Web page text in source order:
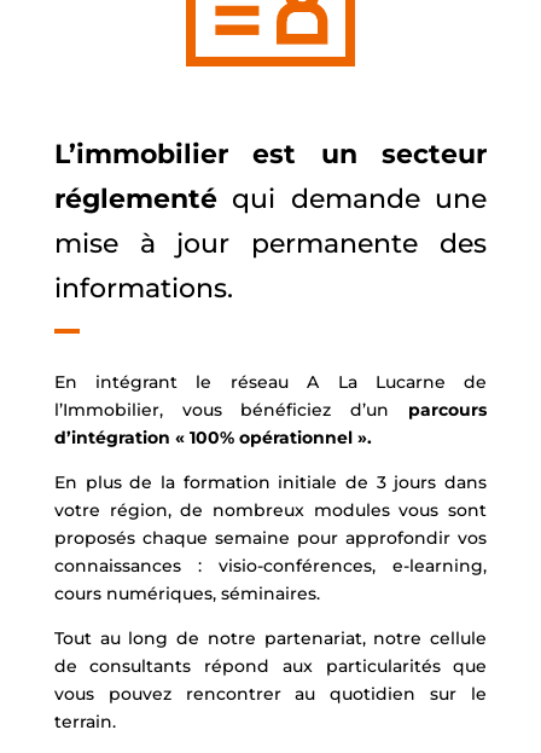
L’immobilier est un secteur
réglementéqui demande une
mise à jour permanente des
informations.
En intégrant le réseau A La Lucarne de
l’Immobilier, vous bénéficiez d’un parcours
d’intégration « 100% opérationnel ».
En plus de la formation initiale de 3 jours dans
votre région, de nombreux modules vous sont
proposés chaque semaine pour approfondir vos
connaissances : visio-conférences, e-learning,
cours numériques, séminaires.
Tout au long de notre partenariat, notre cellule
de consultants répond aux particularités que
vous pouvez rencontrer au quotidien sur le
terrain.